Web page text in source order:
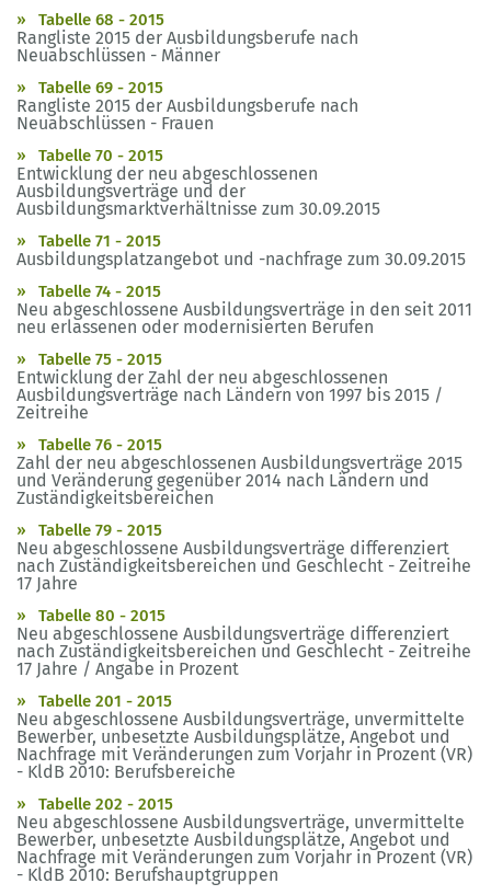
Tabelle 68 - 2015
Rangliste 2015 der Ausbildungsberufe nach
Neuabschlüssen - Männer
Tabelle 69 - 2015
Rangliste 2015 der Ausbildungsberufe nach
Neuabschlüssen - Frauen
Tabelle 70 - 2015
Entwicklung der neu abgeschlossenen
Ausbildungsverträge und der
Ausbildungsmarktverhältnisse zum 30.09.2015
Tabelle 71 - 2015
Ausbildungsplatzangebot und -nachfrage zum 30.09.2015
Tabelle 74 - 2015
Neu abgeschlossene Ausbildungsverträge in den seit 2011
neu erlassenen oder modernisierten Berufen
Tabelle 75 - 2015
Entwicklung der Zahl der neu abgeschlossenen
Ausbildungsverträge nach Ländern von 1997 bis 2015 /
Zeitreihe
Tabelle 76 - 2015
Zahl der neu abgeschlossenen Ausbildungsverträge 2015
und Veränderung gegenüber 2014 nach Ländern und
Zuständigkeitsbereichen
Tabelle 79 - 2015
Neu abgeschlossene Ausbildungsverträge differenziert
nach Zuständigkeitsbereichen und Geschlecht - Zeitreihe
17 Jahre
Tabelle 80 - 2015
Neu abgeschlossene Ausbildungsverträge differenziert
nach Zuständigkeitsbereichen und Geschlecht - Zeitreihe
17 Jahre / Angabe in Prozent
Tabelle 201 - 2015
Neu abgeschlossene Ausbildungsverträge, unvermittelte
Bewerber, unbesetzte Ausbildungsplätze, Angebot und
Nachfrage mit Veränderungen zum Vorjahr in Prozent (VR)
- KldB 2010: Berufsbereiche
Tabelle 202 - 2015
Neu abgeschlossene Ausbildungsverträge, unvermittelte
Bewerber, unbesetzte Ausbildungsplätze, Angebot und
Nachfrage mit Veränderungen zum Vorjahr in Prozent (VR)
- KldB 2010: Berufshauptgruppen